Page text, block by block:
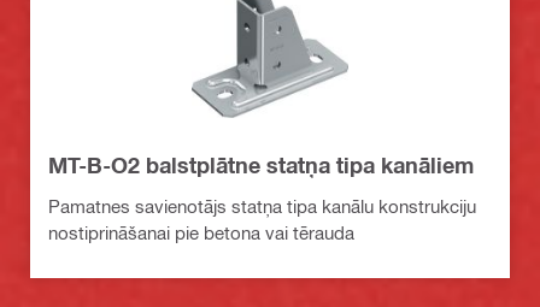
MT-B-O2 balstplātne statņa tipa kanāliem
Pamatnes savienotājs statņa tipa kanālu konstrukciju
nostiprināšanai pie betona vai tērauda